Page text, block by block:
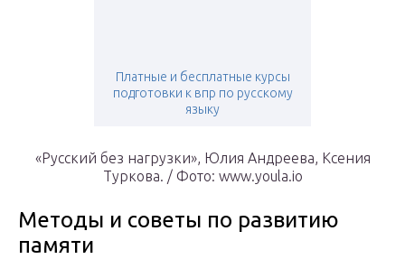
Платные и бесплатные курсы
подготовки к впр по русскому
языку
«Русский без нагрузки», Юлия Андреева, Ксения
Туркова. / Фото: www.youla.io
Методы и советы по развитию
памяти